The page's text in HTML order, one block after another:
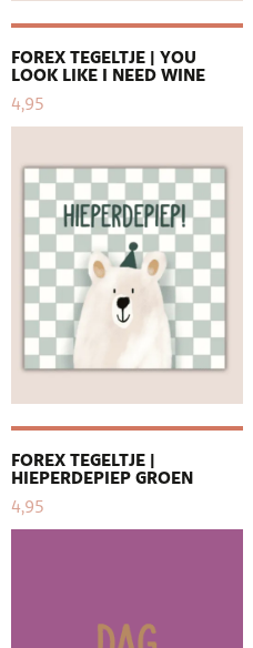
FOREX TEGELTJE | YOU
LOOK LIKE I NEED WINE
4,95
FOREX TEGELTJE |
HIEPERDEPIEP GROEN
4,95